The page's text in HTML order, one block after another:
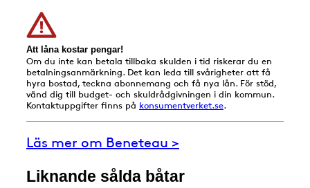
Att låna kostar pengar!
Om du inte kan betala tillbaka skulden i tid riskerar du en
betalningsanmärkning. Det kan leda till svårigheter att få
hyra bostad, teckna abonnemang och få nya lån. För stöd,
vänd dig till budget- och skuldrådgivningen i din kommun.
Kontaktuppgifter finns på konsumentverket.se.
Läs mer om Beneteau >
Liknande sålda båtar